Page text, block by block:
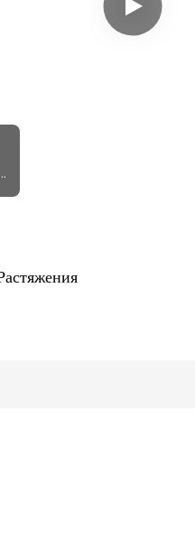
Оставьте свой запрос, мы предоставим вам качественные продукты и услуги!